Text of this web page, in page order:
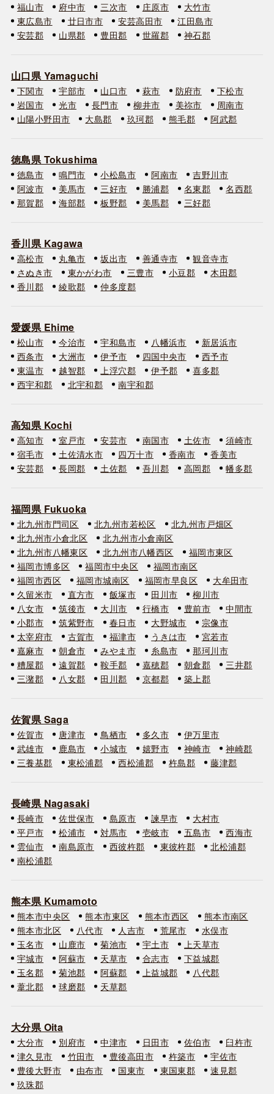
福山市 府中市 三次市 庄原市
大竹市
東広島市
廿日市市 安芸高田市
江田島市
安芸郡
山県郡 豊田郡 世羅郡 神石郡
山口県 Yamaguchi
下関市 宇部市 山口市 萩市 防府市
下松市
岩国市
光市 長門市 柳井市 美祢市
周南市
山陽小野田市
大島郡 玖珂郡 熊毛郡 阿武郡
徳島県 Tokushima
徳島市 鳴門市 小松島市 阿南市
吉野川市
阿波市
美馬市 三好市 勝浦郡 名東郡
名西郡
那賀郡
海部郡 板野郡 美馬郡 三好郡
香川県 Kagawa
高松市 丸亀市 坂出市 善通寺市
観音寺市
さぬき市
東かがわ市 三豊市 小豆郡
木田郡
香川郡
綾歌郡 仲多度郡
愛媛県 Ehime
松山市 今治市 宇和島市 八幡浜市
新居浜市
西条市
大洲市 伊予市 四国中央市
西予市
東温市
越智郡 上浮穴郡 伊予郡
喜多郡
西宇和郡
北宇和郡 南宇和郡
高知県 Kochi
高知市 室戸市 安芸市 南国市 土佐市
須崎市
宿毛市
土佐清水市 四万十市 香南市
香美市
安芸郡
長岡郡 土佐郡 吾川郡 高岡郡 幡多郡
福岡県 Fukuoka
北九州市門司区 北九州市若松区
北九州市戸畑区
北九州市小倉北区
北九州市小倉南区
北九州市八幡東区
北九州市八幡西区
福岡市東区
福岡市博多区
福岡市中央区
福岡市南区
福岡市西区
福岡市城南区 福岡市早良区
大牟田市
久留米市
直方市 飯塚市 田川市
柳川市
八女市
筑後市 大川市 行橋市 豊前市
中間市
小郡市
筑紫野市 春日市 大野城市
宗像市
太宰府市
古賀市 福津市 うきは市
宮若市
嘉麻市
朝倉市 みやま市 糸島市
那珂川市
糟屋郡
遠賀郡 鞍手郡 嘉穂郡 朝倉郡
三井郡
三潴郡
八女郡 田川郡 京都郡 築上郡
佐賀県 Saga
佐賀市 唐津市 鳥栖市 多久市
伊万里市
武雄市
鹿島市 小城市 嬉野市 神崎市
神崎郡
三養基郡
東松浦郡 西松浦郡 杵島郡 藤津郡
長崎県 Nagasaki
長崎市 佐世保市 島原市 諫早市
大村市
平戸市
松浦市 対馬市 壱岐市 五島市
西海市
雲仙市
南島原市 西彼杵郡 東彼杵郡
北松浦郡
南松浦郡
熊本県 Kumamoto
熊本市中央区 熊本市東区 熊本市西区
熊本市南区
熊本市北区
八代市 人吉市 荒尾市
水俣市
玉名市
山鹿市 菊池市 宇土市
上天草市
宇城市
阿蘇市 天草市 合志市
下益城郡
玉名郡
菊池郡 阿蘇郡 上益城郡
八代郡
葦北郡
球磨郡 天草郡
大分県 Oita
大分市 別府市 中津市 日田市 佐伯市
臼杵市
津久見市
竹田市 豊後高田市 杵築市
宇佐市
豊後大野市
由布市 国東市 東国東郡
速見郡
玖珠郡